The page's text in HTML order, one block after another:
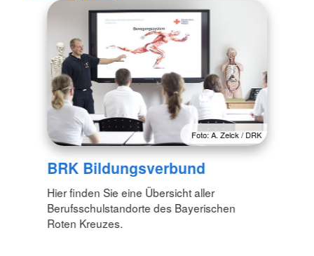
Foto: A. Zelck / DRK
BRK Bildungsverbund
Hier finden Sie eine Übersicht aller
Berufsschulstandorte des Bayerischen
Roten Kreuzes.